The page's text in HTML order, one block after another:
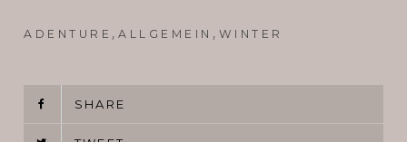
auf
ADENTURE ,ALLGEMEIN , WINTER
SHARE